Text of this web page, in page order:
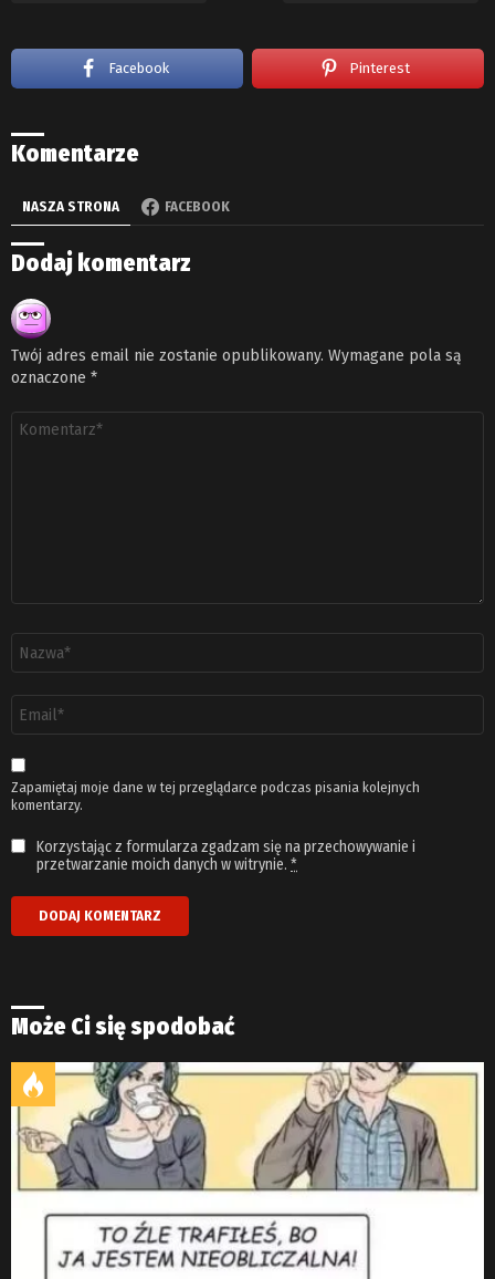
Facebook Pinterest
Komentarze
NASZA STRONA FACEBOOK
Dodaj komentarz
Twój adres email nie zostanie opublikowany. Wymagane pola są
oznaczone *
Komentarz
email
*
Zapamiętaj moje dane w tej przeglądarce podczas pisania kolejnych
komentarzy.
Korzystając z formularza zgadzam się na przechowywanie i
przetwarzanie moich danych w witrynie. *
Może Ci się spodobać